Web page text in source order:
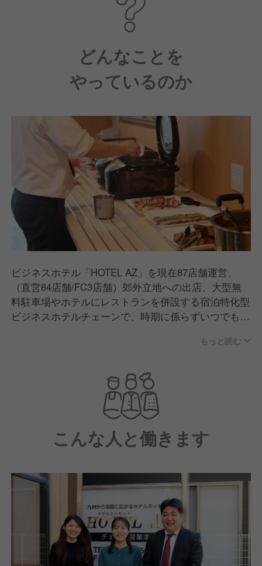
どんなことを
やっているのか
ビジネスホテル「HOTEL AZ」を現在87店舗運営。
（直営84店舗/FC3店舗）郊外立地への出店、大型無
料駐車場やホテルにレストランを併設する宿泊特化型
ビジネスホテルチェーンで、時期に係らずいつでも同
ネスモデルで新しいホテル経営を追求しています
もっと読む
こんな人と働きます